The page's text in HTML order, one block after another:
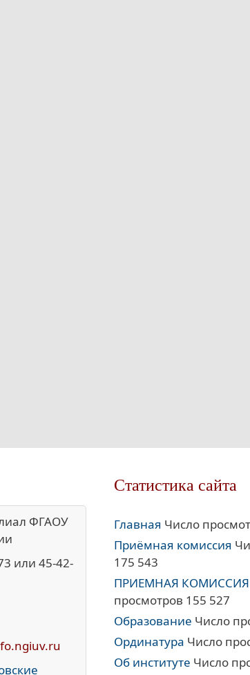
ФГАОУ
или 45-42-
Статистика сайта
Главная Число
Приёмная комиссия
175 543
ПРИЕМНАЯ КОМИССИЯ
просмотров 155 527
Образование Число
Ординатура Число
Об институте Число